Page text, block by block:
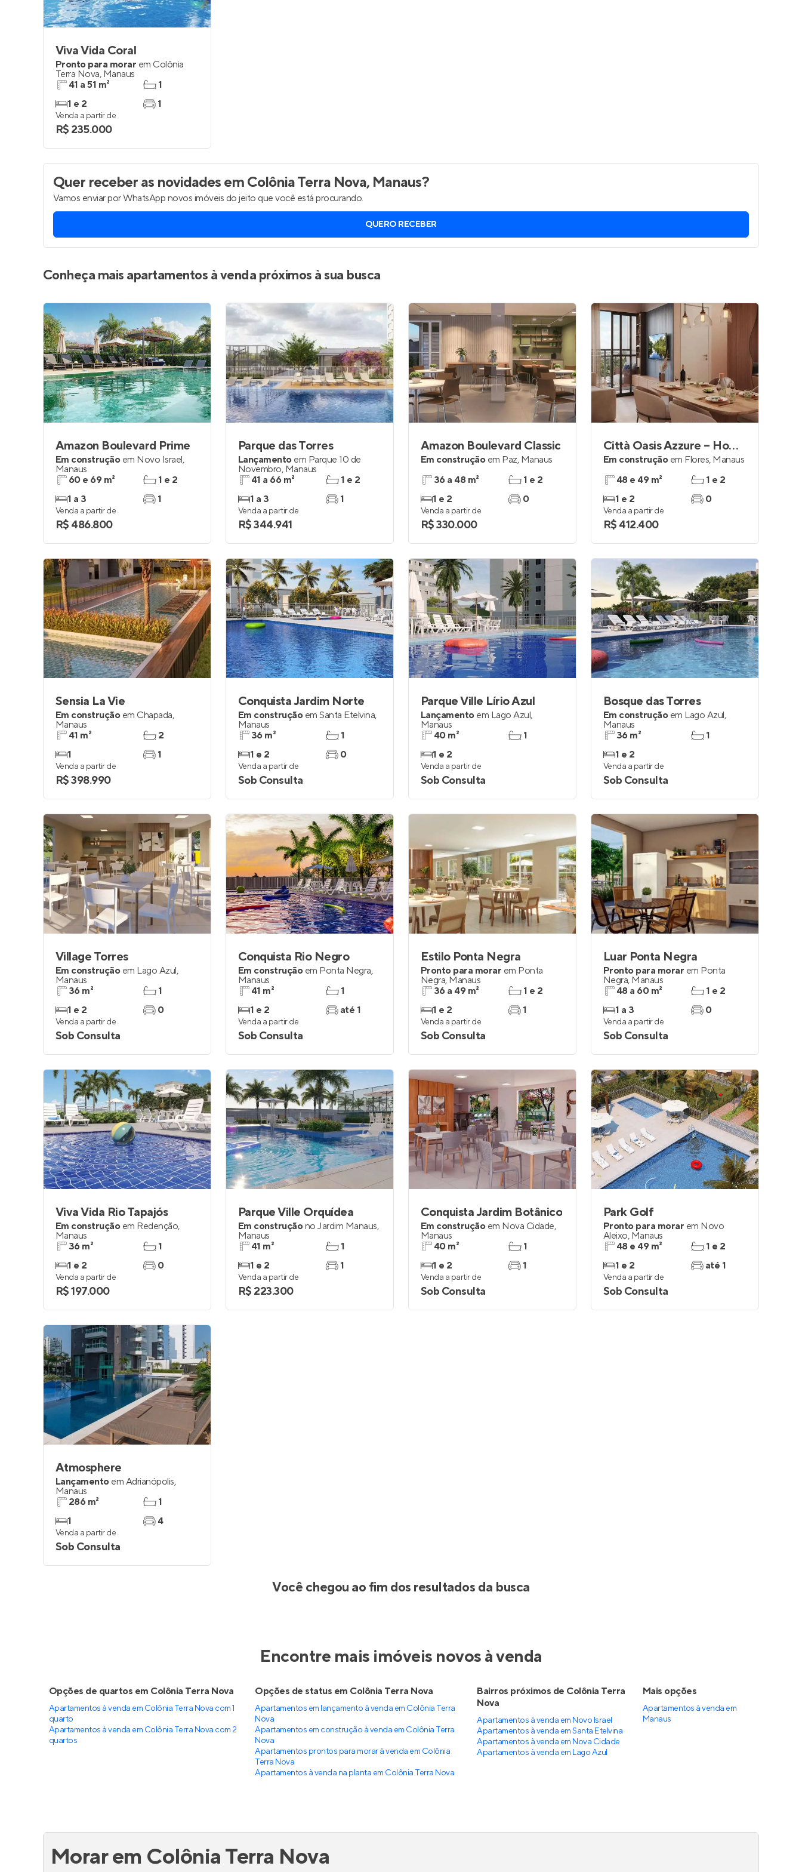
Viva Vida Coral
Pronto para morar em Colônia
Terra Nova, Manaus
41 a 51 m²
1 e 2
1
1
Venda a partir de
R$ 235.000
Quer receber as novidadesem Colônia Terra Nova, Manaus?
Vamos enviar por WhatsApp novos imóveis do jeito que você está procurando.
QUERO RECEBER
Conheça mais apartamentos à venda próximos à sua busca
Amazon Boulevard Prime
Em construção em Novo Israel,
Manaus
60 e 69 m²
1 a 3
1 e 2
1
Venda a partir de
R$ 486.800
Parque das Torres
Lançamento em Parque 10 de
Novembro, Manaus
41 a 66 m²
1 a 3
1 e 2
1
Venda a partir de
R$ 344.941
Amazon Boulevard Classic
Em construção em Paz, Manaus
36 a 48 m²
1 e 2
1 e 2
0
Venda a partir de
R$ 330.000
Città Oasis Azzure – Home Riva
Em construção em Flores, Manaus
48 e 49 m²
1 e 2
1 e 2
0
Venda a partir de
R$ 412.400
Sensia La Vie
Em construção em Chapada,
Manaus
41 m²
1
2
1
Venda a partir de
R$ 398.990
Conquista Jardim Norte
Em construção em Santa Etelvina,
Manaus
36 m²
1 e 2
1
0
Venda a partir de
Sob Consulta
Parque Ville Lírio Azul
Lançamento em Lago Azul,
Manaus
40 m²
1 e 2
1
Venda a partir de
Sob Consulta
Bosque das Torres
Em construção em Lago Azul,
Manaus
36 m²
1 e 2
1
Venda a partir de
Sob Consulta
Village Torres
Em construção em Lago Azul,
Manaus
36 m²
1 e 2
1
0
Venda a partir de
Sob Consulta
Conquista Rio Negro
Em construção em Ponta Negra,
Manaus
41 m²
1 e 2
1
até 1
Venda a partir de
Sob Consulta
Estilo Ponta Negra
Pronto para morar em Ponta
Negra, Manaus
36 a 49 m²
1 e 2
1 e 2
1
Venda a partir de
Sob Consulta
Luar Ponta Negra
Pronto para morar em Ponta
Negra, Manaus
48 a 60 m²
1 a 3
1 e 2
0
Venda a partir de
Sob Consulta
Viva Vida Rio Tapajós
Em construção em Redenção,
Manaus
36 m²
1 e 2
1
0
Venda a partir de
R$ 197.000
Parque Ville Orquídea
Em construçãono Jardim Manaus,
Manaus
41 m²
1 e 2
1
1
Venda a partir de
R$ 223.300
Conquista Jardim Botânico
Em construção em Nova Cidade,
Manaus
40 m²
1 e 2
1
1
Venda a partir de
Sob Consulta
Park Golf
Pronto para morar em Novo
Aleixo, Manaus
48 e 49 m²
1 e 2
1 e 2
até 1
Venda a partir de
Sob Consulta
Atmosphere
Lançamento em Adrianópolis,
Manaus
286 m²
1
1
4
Venda a partir de
Sob Consulta
Você chegou ao fim dos resultados da busca
Encontre mais imóveis novos à venda
Opções de quartos em Colônia Terra Nova
Apartamentos à venda em Colônia Terra Nova com 1
quarto
Apartamentos à venda em Colônia Terra Nova com 2
quartos
Opções de status em Colônia Terra Nova
Apartamentos em lançamento à venda em Colônia Terra
Nova
Apartamentos em construção à venda em Colônia Terra
Nova
Apartamentos prontos para morar à venda em Colônia
Terra Nova
Apartamentos à venda na planta em Colônia Terra Nova
Bairros próximos de Colônia Terra
Nova
Apartamentos à venda em Novo Israel
Apartamentos à venda em Santa Etelvina
Apartamentos à venda em Nova Cidade
Apartamentos à venda em Lago Azul
Mais opções
Apartamentos à venda em
Manaus
Morar em Colônia Terra Nova